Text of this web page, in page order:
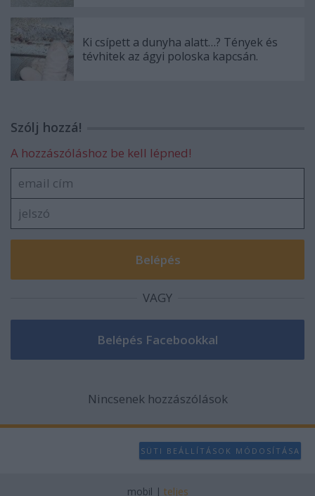
Ki csípett a dunyha alatt…? Tények és
tévhitek az ágyi poloska kapcsán.
Szólj hozzá!
A hozzászóláshoz be kell lépned!
VAGY
Nincsenek hozzászólások
SÜTI BEÁLLÍTÁSOK MÓDOSÍTÁSA
mobil | teljes